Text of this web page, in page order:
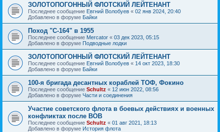
ЗОЛОТОПОГОННЫЙ ФЛОТСКИЙ ЛЕЙТЕНАНТ
Последнее сообщение Евгний Волобуев « 02 янв 2024, 20:40
Добавлено в форуме Байки
Поход "С-164" в 1955
Последнее сообщение Mercator « 03 дек 2023, 05:15
Добавлено в форуме Подводные лодки
ЗОЛОТОПОГОННЫЙ ФЛОТСКИЙ ЛЕЙТЕНАНТ
Последнее сообщение Евгний Волобуев « 14 окт 2023, 18:30
Добавлено в форуме Байки
100-я бригада десантных кораблей ТОФ, Фокино
Последнее сообщение Schultz « 12 июн 2022, 08:56
Добавлено в форуме Части и соединения
Участие советского флота в боевых действиях и военных
конфликтах после ВОВ
Последнее сообщение Schultz « 01 авг 2021, 18:13
Добавлено в форуме История флота